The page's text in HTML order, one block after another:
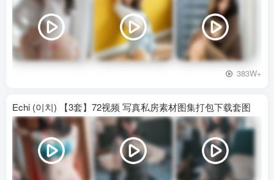
383W+
Echi (이치) 【3套】72视频 写真私房素材图集打包下载套图